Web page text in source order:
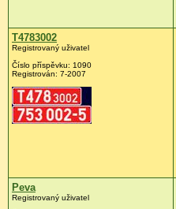
T4783002
Registrovaný uživatel
Číslo příspěvku: 1090
Registrován: 7-2007
Peva
Registrovaný uživatel